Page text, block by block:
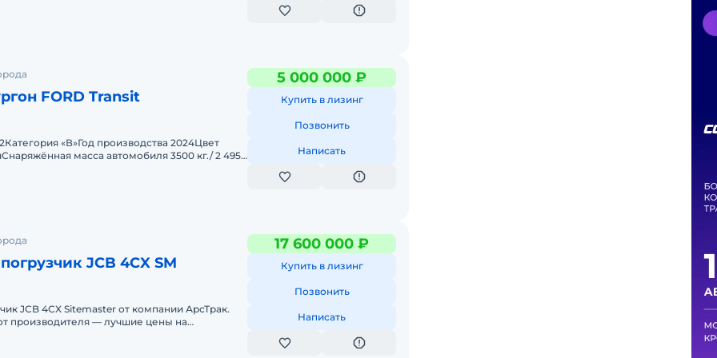
задним стеклом
FORD Transit
«В»Год производства 2024Цвет
масса автомобиля 3500 кг./ 2 495
5 000 000 ₽
Купить в лизинг
Позвонить
Написать
JCB 4CX SM
JCB 4СX Sitemaster от компании АрсТрак.
производителя — лучшие цены на
17 600 000 ₽
Купить в лизинг
Позвонить
Написать